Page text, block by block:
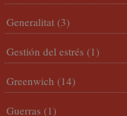
Generalitat (3)
Gestión del estrés (1)
Greenwich (14)
Guerras (1)